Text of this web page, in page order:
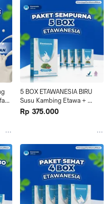
5 BOX ETAWANESIA BIRU
Susu Kambing Etawa +
Ekstrak Moringa Folium
Rp 375.000